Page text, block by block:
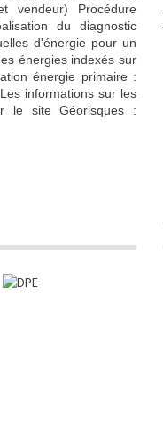
vendeur) Procédure
du diagnostic
d'énergie pour un
énergies indexés sur
énergie primaire :
informations sur les
le site Géorisques :